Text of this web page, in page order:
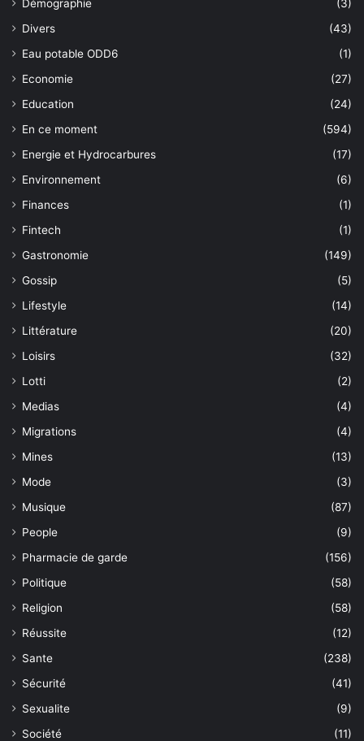
Démographie
(3)
Divers
(43)
Eau potable ODD6
(1)
Economie
(27)
Education
(24)
En ce moment
(594)
Energie et Hydrocarbures
(17)
Environnement
(6)
Finances
(1)
Fintech
(1)
Gastronomie
(149)
Gossip
(5)
Lifestyle
(14)
Littérature
(20)
Loisirs
(32)
Lotti
(2)
Medias
(4)
Migrations
(4)
Mines
(13)
Mode
(3)
Musique
(87)
People
(9)
Pharmacie de garde
(156)
Politique
(58)
Religion
(58)
Réussite
(12)
Sante
(238)
Sécurité
(41)
Sexualite
(9)
Société
(11)